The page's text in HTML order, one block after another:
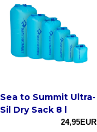
Sea to Summit Ultra-
Sil Dry Sack 8 l
24,95EUR